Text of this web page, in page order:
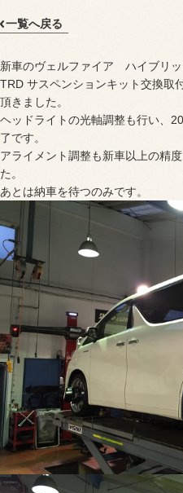
一覧へ戻る
新車のヴェルファイア ハイブリ
TRD サスペンションキット交換
頂きました。
ヘッドライトの光軸調整も行い、
了です。
アライメント調整も新車以上の精
た。
あとは納車を待つのみです。